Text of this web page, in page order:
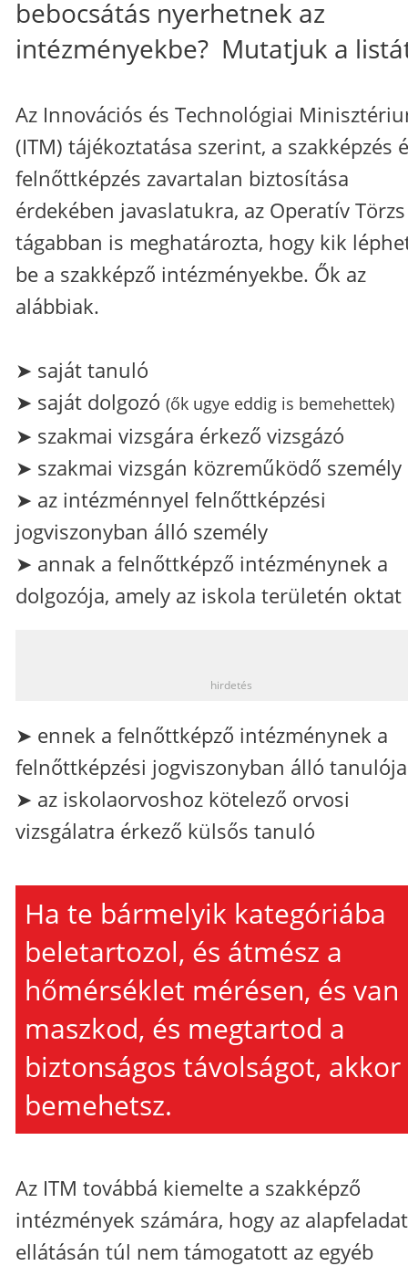
bebocsátás nyerhetnek az
intézményekbe? Mutatjuk a
Az Innovációs és Technológiai
(ITM) tájékoztatása szerint, a szakképzés
felnőttképzés zavartalan biztosítása
érdekében javaslatukra, az Operatív Törzs
tágabban is meghatározta, hogy kik
be a szakképző intézményekbe. Ők az
alábbiak.
➤ saját tanuló
➤ saját dolgozó (ők ugye eddig is bemehettek)
➤ szakmai vizsgára érkező vizsgázó
➤ szakmai vizsgán közreműködő személy
➤ az intézménnyel felnőttképzési
jogviszonyban álló személy
➤ annak a felnőttképző intézménynek a
dolgozója, amely az iskola területén oktat
hirdetés
➤ ennek a felnőttképző intézménynek a
felnőttképzési jogviszonyban álló tanulója
➤ az iskolaorvoshoz kötelező orvosi
vizsgálatra érkező külsős tanuló
Ha te bármelyik kategóriába
beletartozol, és átmész a
hőmérséklet mérésen, és van
maszkod, és megtartod a
biztonságos távolságot, akkor
bemehetsz.
Az ITM továbbá kiemelte a szakképző
intézmények számára, hogy az
ellátásán túl nem támogatott az egyéb